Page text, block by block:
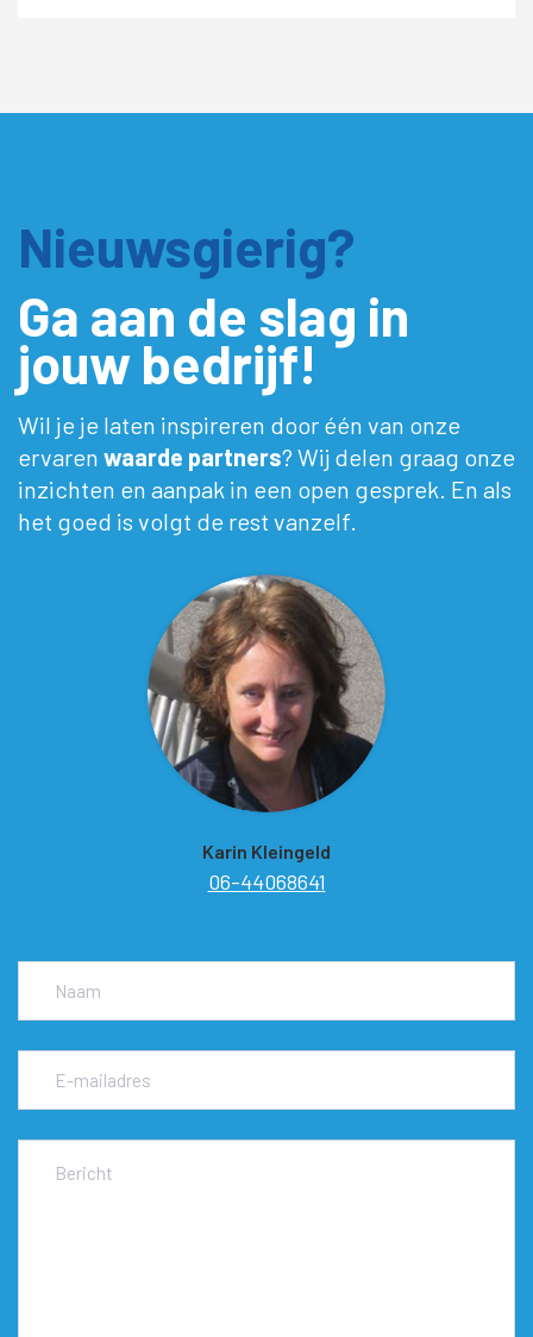
Nieuwsgierig?
Ga aan de slag in
jouw bedrijf!
Wil je je laten inspireren door één van onze
ervaren waarde partners? Wij delen graag onze
inzichten en aanpak in een open gesprek. En als
het goed is volgt de rest vanzelf.
Karin Kleingeld
06-44068641